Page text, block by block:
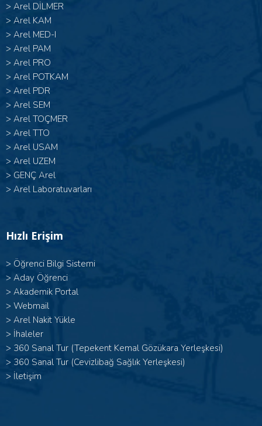
> Arel DİLMER
> Arel KAM
> Arel MED-I
> Arel PAM
> Arel PRO
> Arel POTKAM
> Arel PDR
> Arel SEM
> Arel TOÇMER
> Arel TTO
> Arel USAM
> Arel UZEM
> GENÇ Arel
> Arel Laboratuvarları
Hızlı Erişim
> Öğrenci Bilgi Sistemi
> Aday Öğrenci
> Akademik Portal
> Webmail
> Arel Nakit Yükle
> İhaleler
> 360 Sanal Tur (Tepekent Kemal Gözükara Yerleşkesi)
> 360 Sanal Tur (Cevizlibağ Sağlık Yerleşkesi)
> İletişim